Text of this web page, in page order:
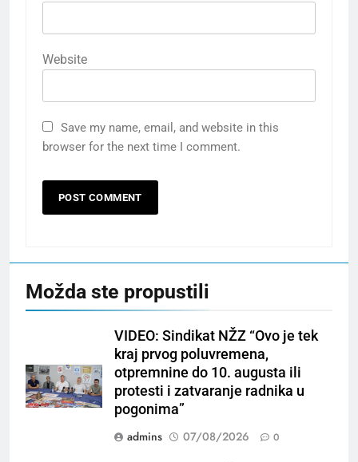
Website
Save my name, email, and website in this
browser for the next time I comment.
Možda ste propustili
VIDEO: Sindikat NŽZ “Ovo je tek
kraj prvog poluvremena,
otpremnine do 10. augusta ili
protesti i zatvaranje radnika u
pogonima”
admins
07/08/2026 0